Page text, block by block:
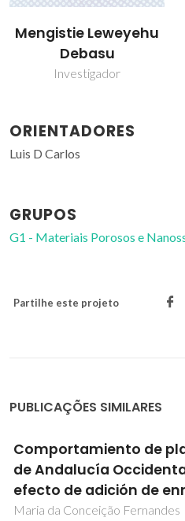
Mengistie Leweyehu
Debasu
Investigador
ORIENTADORES
Luis D Carlos
GRUPOS
G1 - Materiais Porosos e
Partilhe este projeto
PUBLICAÇÕES SIMILARES
de
Occidental y
de adición de
Conceição Fernandes